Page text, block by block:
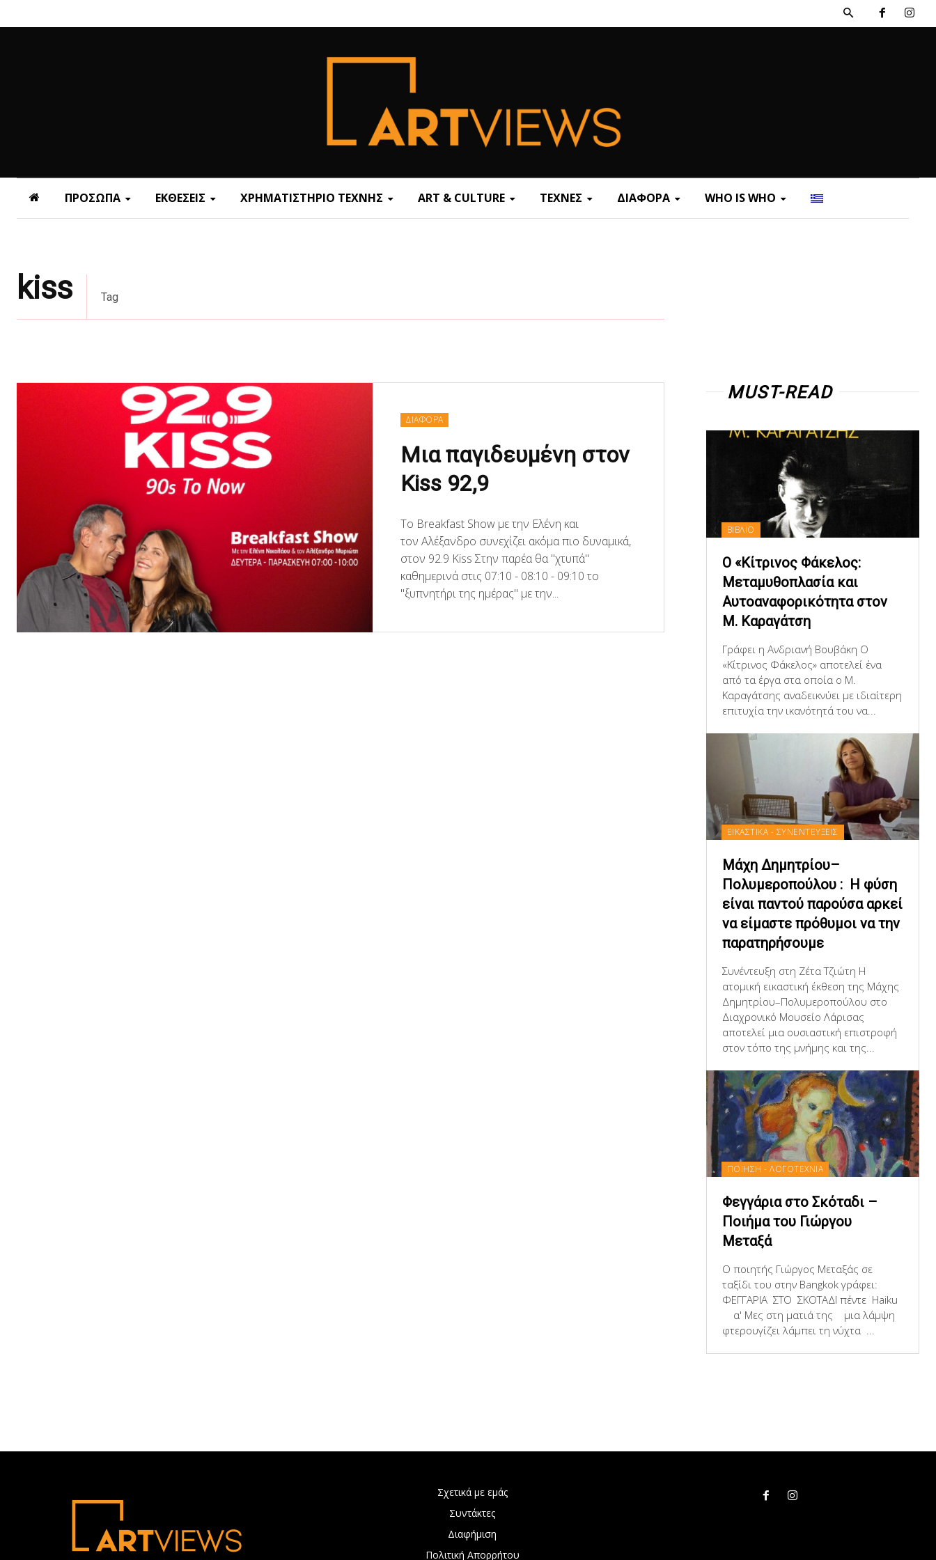
ΠΡΟΣΩΠΑ ΕΚΘΕΣΕΙΣ ΧΡΗΜΑΤΙΣΤΗΡΙΟ ΤΕΧΝΗΣ ART & CULTURE ΤΕΧΝΕΣ ΔΙΑΦΟΡΑ WHO IS WHO
kiss Tag
ΔΙΑΦΟΡΑ
Μια παγιδευμένη στον
Kiss 92,9
Το Breakfast Show με την Ελένη και
τον Αλέξανδρο συνεχίζει ακόμα πιo δυναμικά,
στον 92.9 Kiss Στην παρέα θα "χτυπά"
καθημερινά στις 07:10 - 08:10 - 09:10 το
"ξυπνητήρι της ημέρας" με την...
MUST-READ
ΒΙΒΛΙΟ
Ο «Κίτρινος Φάκελος:
Μεταμυθοπλασία και
Αυτοαναφορικότητα στον
Μ. Καραγάτση
Γράφει η Ανδριανή Βουβάκη Ο
«Κίτρινος Φάκελος» αποτελεί ένα
από τα έργα στα οποία ο Μ.
Καραγάτσης αναδεικνύει με ιδιαίτερη
επιτυχία την ικανότητά του να...
ΕΙΚΑΣΤΙΚΑ - ΣΥΝΕΝΤΕΥΞΕΙΣ
Μάχη Δημητρίου–
Πολυμεροπούλου : Η φύση
είναι παντού παρούσα αρκεί
να είμαστε πρόθυμοι να την
παρατηρήσουμε
Συνέντευξη στη Ζέτα Τζιώτη Η
ατομική εικαστική έκθεση της Μάχης
Δημητρίου–Πολυμεροπούλου στο
Διαχρονικό Μουσείο Λάρισας
αποτελεί μια ουσιαστική επιστροφή
στον τόπο της μνήμης και της...
ΠΟΙΗΣΗ - ΛΟΓΟΤΕΧΝΙΑ
Φεγγάρια στο Σκόταδι –
Ποιήμα του Γιώργου
Μεταξά
Ο ποιητής Γιώργος Μεταξάς σε
ταξίδι του στην Bangkok γράφει:
ΦΕΓΓΑΡΙΑ ΣΤΟ ΣΚΟΤΑΔΙ πέντε Haiku
α' Μες στη ματιά της μια λάμψη
φτερουγίζει λάμπει τη νύχτα ...
Σχετικά με εμάς
Συντάκτες
Διαφήμιση
Πολιτική Απορρήτου